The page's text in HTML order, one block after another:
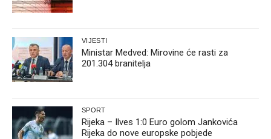
VIJESTI
Ministar Medved: Mirovine će rasti za
201.304 branitelja
SPORT
Rijeka – Ilves 1:0 Euro golom Jankovića
Rijeka do nove europske pobjede